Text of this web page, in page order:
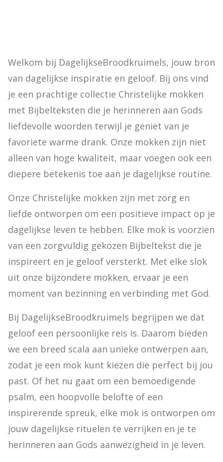
Welkom bij DagelijkseBroodkruimels, jouw bron
van dagelijkse inspiratie en geloof. Bij ons vind
je een prachtige collectie Christelijke mokken
met Bijbelteksten die je herinneren aan Gods
liefdevolle woorden terwijl je geniet van je
favoriete warme drank. Onze mokken zijn niet
alleen van hoge kwaliteit, maar voegen ook een
diepere betekenis toe aan je dagelijkse routine.
Onze Christelijke mokken zijn met zorg en
liefde ontworpen om een positieve impact op je
dagelijkse leven te hebben. Elke mok is voorzien
van een zorgvuldig gekozen Bijbeltekst die je
inspireert en je geloof versterkt. Met elke slok
uit onze bijzondere mokken, ervaar je een
moment van bezinning en verbinding met God.
Bij DagelijkseBroodkruimels begrijpen we dat
geloof een persoonlijke reis is. Daarom bieden
we een breed scala aan unieke ontwerpen aan,
zodat je een mok kunt kiezen die perfect bij jou
past. Of het nu gaat om een bemoedigende
psalm, een hoopvolle belofte of een
inspirerende spreuk, elke mok is ontworpen om
jouw dagelijkse rituelen te verrijken en je te
herinneren aan Gods aanwezigheid in je leven.